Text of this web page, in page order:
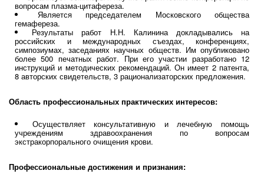
вопросам плазма-цитафереза.
Является председателем Московского общества
гемафереза.
Результаты работ Н.Н. Калинина докладывались на
российских и международных съездах, конференциях,
симпозиумах, заседаниях научных обществ. Им опубликовано
более 500 печатных работ. При его участии разработано 12
инструкций и методических рекомендаций. Он имеет 2 патента,
8 авторских свидетельств, 3 рационализаторских предложения.
Область профессиональных практических интересов:
Осуществляет консультативную и лечебную помощь
учреждениям здравоохранения по вопросам
экстракорпорального очищения крови.
Профессиональные достижения и признания: